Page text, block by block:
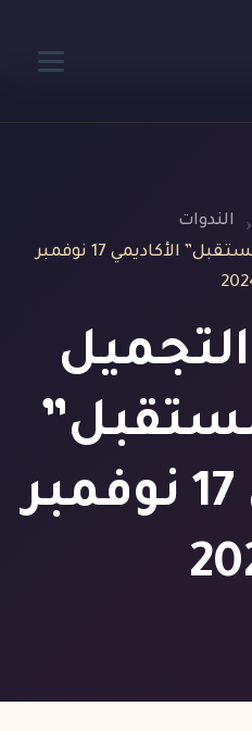
الندوات
مؤتمر “التجميل وطب المستقبل” الأكاديمي 17 نوفمبر
الأكاديمي 17 نوفمبر